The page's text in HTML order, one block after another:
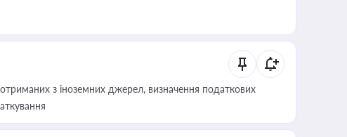
з іноземних джерел, визначення податкових